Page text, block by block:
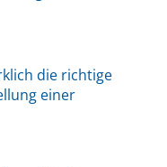
die richtige
einer